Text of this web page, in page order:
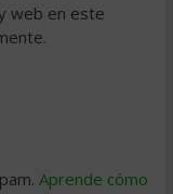
web en este
Aprende cómo